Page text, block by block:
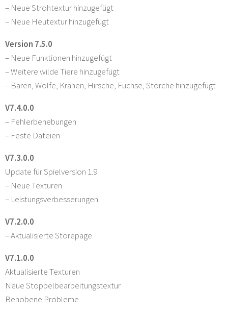
– Neue Strohtextur hinzugefügt
– Neue Heutextur hinzugefügt
Version 7.5.0
– Neue Funktionen hinzugefügt
– Weitere wilde Tiere hinzugefügt
– Bären, Wölfe, Krähen, Hirsche, Füchse, Störche hinzugefügt
V7.4.0.0
– Fehlerbehebungen
– Feste Dateien
V7.3.0.0
Update für Spielversion 1.9
– Neue Texturen
– Leistungsverbesserungen
V7.2.0.0
– Aktualisierte Storepage
V7.1.0.0
Aktualisierte Texturen
Neue Stoppelbearbeitungstextur
Behobene Probleme